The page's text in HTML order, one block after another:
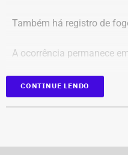
Identificação de
Retirada das publicações
Suspensão temporária de
Proibição de distribuição
Também há registro de
A ocorrência permanece
*Em atualização
CONTINUE LENDO